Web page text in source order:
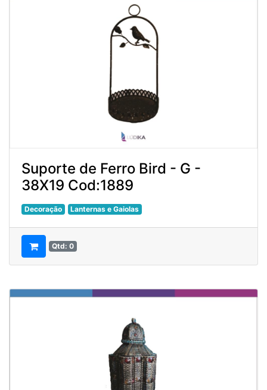
Suporte de Ferro Bird - G -
38X19 Cod:1889
Decoração Lanternas e Gaiolas
Qtd: 0